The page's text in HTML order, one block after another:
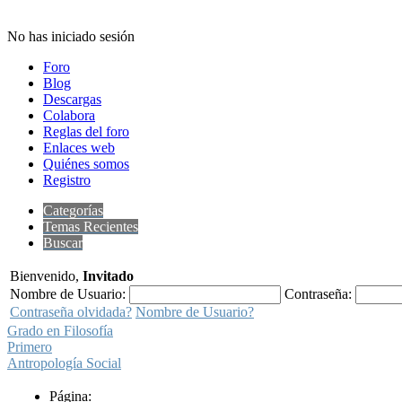
No has iniciado sesión
Foro
Blog
Descargas
Colabora
Reglas del foro
Enlaces web
Quiénes somos
Registro
Categorías
Temas Recientes
Buscar
Bienvenido, Invitado
Nombre de Usuario:
Contraseña:
Contraseña olvidada? Nombre de Usuario?
Grado en Filosofía
Primero
Antropología Social
Página: